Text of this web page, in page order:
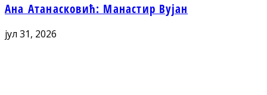
Ана Атанасковић: Манастир Вујан
јул 31, 2026